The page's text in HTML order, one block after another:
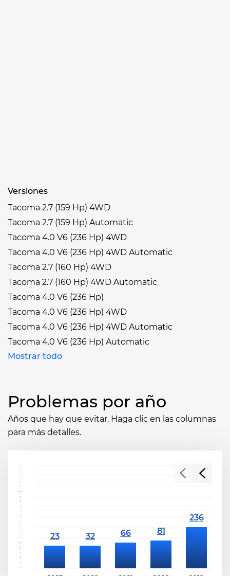
Versiones
Tacoma 2.7 (159 Hp) 4WD
Tacoma 2.7 (159 Hp) Automatic
Tacoma 4.0 V6 (236 Hp) 4WD
Tacoma 4.0 V6 (236 Hp) 4WD Automatic
Tacoma 2.7 (160 Hp) 4WD
Tacoma 2.7 (160 Hp) 4WD Automatic
Tacoma 4.0 V6 (236 Hp)
Tacoma 4.0 V6 (236 Hp) 4WD
Tacoma 4.0 V6 (236 Hp) 4WD Automatic
Tacoma 4.0 V6 (236 Hp) Automatic
Mostrar todo
Problemas por año
Años que hay que evitar. Haga clic en las columnas
para más detalles.